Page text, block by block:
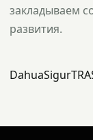
закладываем
развития.
DahuaSigur